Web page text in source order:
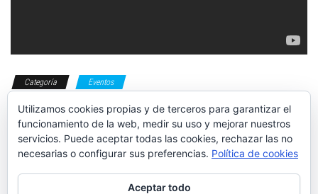
Categoría Eventos
Etiquetas rock and road rock&road superdeportivos
Utilizamos cookies propias y de terceros para garantizar el
funcionamiento de la web, medir su uso y mejorar nuestros
servicios. Puede aceptar todas las cookies, rechazar las no
necesarias o configurar sus preferencias. Política de cookies
Aceptar todo